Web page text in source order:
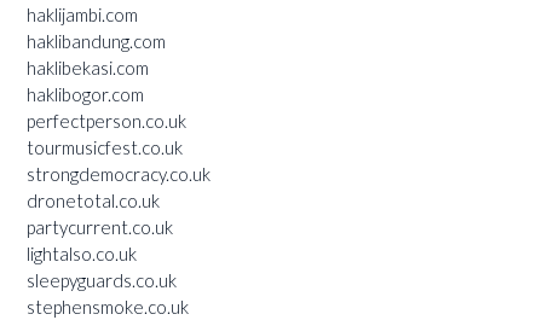
haklijambi.com
haklibandung.com
haklibekasi.com
haklibogor.com
perfectperson.co.uk
tourmusicfest.co.uk
strongdemocracy.co.uk
dronetotal.co.uk
partycurrent.co.uk
lightalso.co.uk
sleepyguards.co.uk
stephensmoke.co.uk